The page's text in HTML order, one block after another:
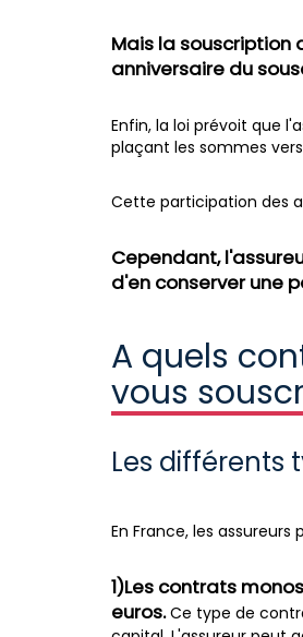
Mais la souscription
anniversaire du
Enfin, la loi prévoit que
plaçant les sommes
Cette participation des
Cependant,
d'en conserver une
A quels
vous
Les différents
En France, les
1)Les contrats
euros.Ce type de